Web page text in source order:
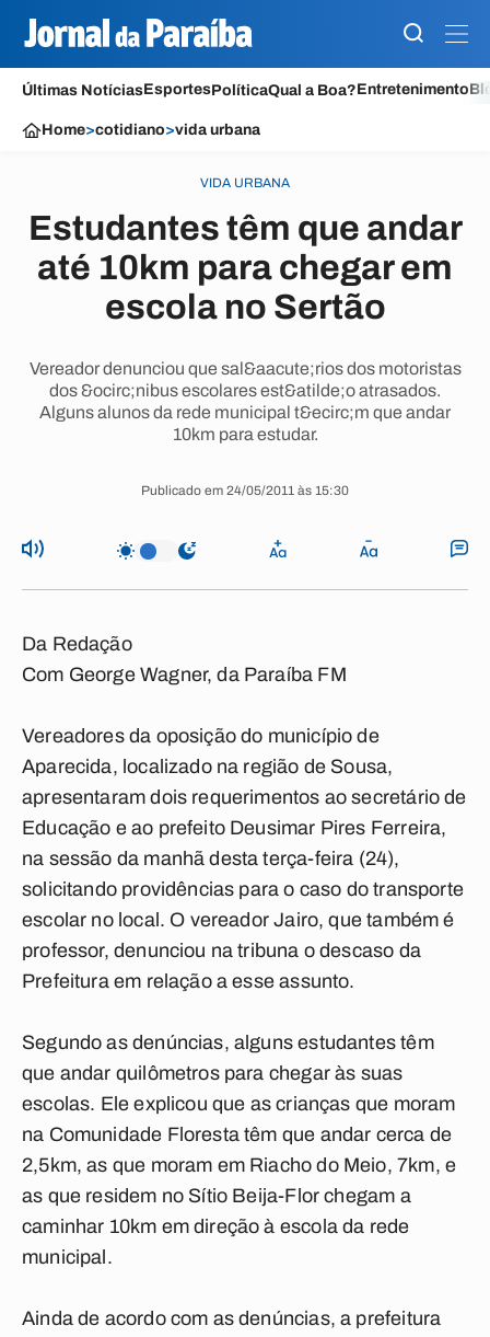
Últimas NotíciasEsportesPolíticaQual a Boa?Entretenimento
Home>cotidiano>vida urbana
VIDA URBANA
Estudantes têm que andar
até 10km para chegar em
escola no Sertão
Vereador denunciou que sal&aacute;rios dos motoristas
dos &ocirc;nibus escolares est&atilde;o atrasados.
Alguns alunos da rede municipal t&ecirc;m que andar
10km para estudar.
Publicado em 24/05/2011 às 15:30
Da Redação
Com George Wagner, da Paraíba FM
Vereadores da oposição do município de
Aparecida, localizado na região de Sousa,
apresentaram dois requerimentos ao secretário de
Educação e ao prefeito Deusimar Pires Ferreira,
na sessão da manhã desta terça-feira (24),
solicitando providências para o caso do transporte
escolar no local. O vereador Jairo, que também é
professor, denunciou na tribuna o descaso da
Prefeitura em relação a esse assunto.
Segundo as denúncias, alguns estudantes têm
que andar quilômetros para chegar às suas
escolas. Ele explicou que as crianças que moram
na Comunidade Floresta têm que andar cerca de
2,5km, as que moram em Riacho do Meio, 7km, e
as que residem no Sítio Beija-Flor chegam a
caminhar 10km em direção à escola da rede
municipal.
Ainda de acordo com as denúncias, a prefeitura